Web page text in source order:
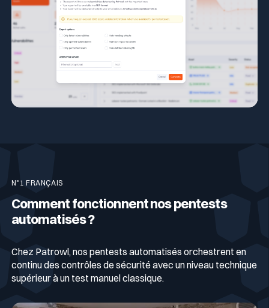
N°1 FRANÇAIS
Comment fonctionnent nos pentests
automatisés ?
Chez Patrowl, nos pentests automatisés orchestrent en
continu des contrôles de sécurité avec un niveau technique
supérieur à un test manuel classique.